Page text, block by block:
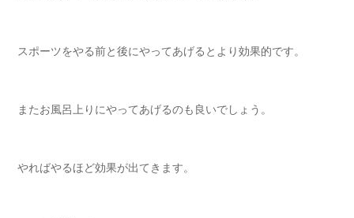
スポーツをやる前と後にやってあげるとより効果的です。
またお風呂上りにやってあげるのも良いでしょう。
やればやるほど効果が出てきます。